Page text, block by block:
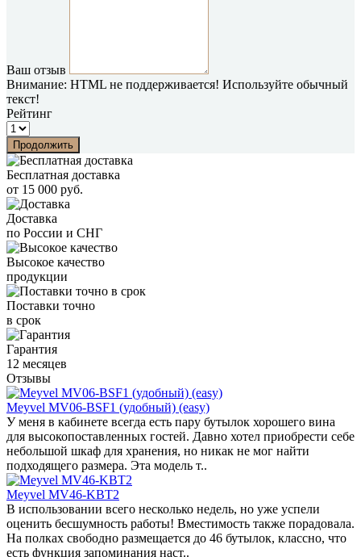
Ваш отзыв
Внимание: HTML не поддерживается! Используйте обычный
текст!
Рейтинг
Продолжить
Бесплатная доставка
от 15 000 руб.
Доставка
по России и СНГ
Высокое качество
продукции
Поставки точно
в срок
Гарантия
12 месяцев
Отзывы
Meyvel MV06-BSF1 (удобный) (easy)
У меня в кабинете всегда есть пару бутылок хорошего вина
для высокопоставленных гостей. Давно хотел приобрести себе
небольшой шкаф для хранения, но никак не мог найти
подходящего размера. Эта модель т..
Meyvel MV46-KBT2
В использовании всего несколько недель, но уже успели
оценить бесшумность работы! Вместимость также порадовала.
На полках свободно размещается до 46 бутылок, классно, что
есть функция запоминания наст..